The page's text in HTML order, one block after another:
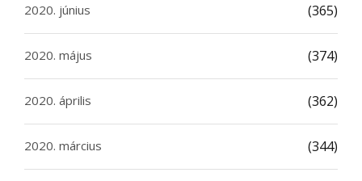
2020. június (365)
2020. május (374)
2020. április (362)
2020. március (344)